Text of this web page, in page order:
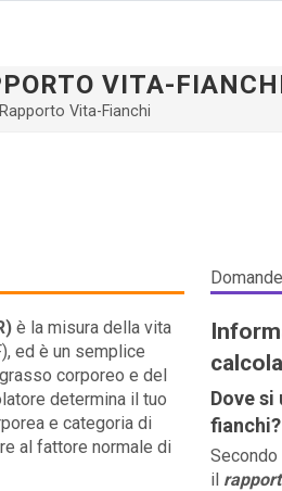
VITA-
Vita-Fianchi
è la misura della vita
ed è un semplice
corporeo e del
determina il tuo
e categoria di
al fattore normale di
Dove
fianchi?
Secondo
il